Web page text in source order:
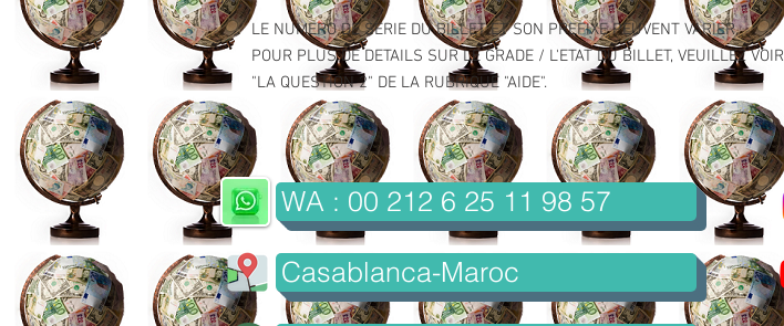
LE NUMERO DE SERIE DU BILLET ET SON PREFIXE PEUVENT VARIER.
POUR PLUS DE DETAILS SUR LE GRADE / L'ETAT DU BILLET, VEUILLEZ VOIR
"LA QUESTION 2" DE LA RUBRIQUE "AIDE".
WA : 00 212 6 25 11 98 57
Casablanca-Maroc